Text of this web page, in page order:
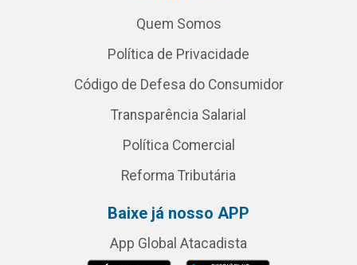
Quem Somos
Política de Privacidade
Código de Defesa do Consumidor
Transparência Salarial
Política Comercial
Reforma Tributária
Baixe já nosso APP
App Global Atacadista